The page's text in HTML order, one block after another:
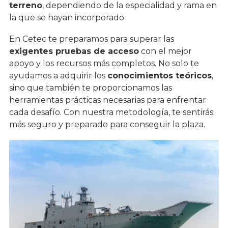
terreno, dependiendo de la especialidad y rama en
la que se hayan incorporado.
En Cetec te preparamos para superar las
exigentes pruebas de acceso con el mejor
apoyo y los recursos más completos. No solo te
ayudamos a adquirir los conocimientos teóricos,
sino que también te proporcionamos las
herramientas prácticas necesarias para enfrentar
cada desafío. Con nuestra metodología, te sentirás
más seguro y preparado para conseguir la plaza.